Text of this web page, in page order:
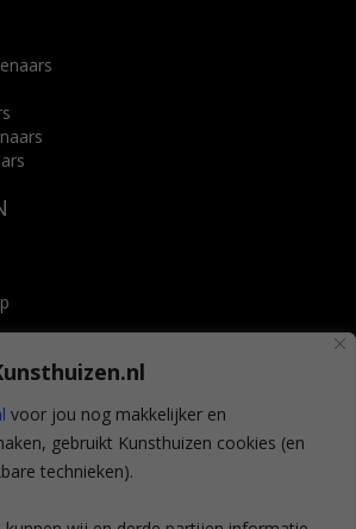
voor jou nog makkelijker en
gebruikt Kunsthuizen cookies (en
technieken).